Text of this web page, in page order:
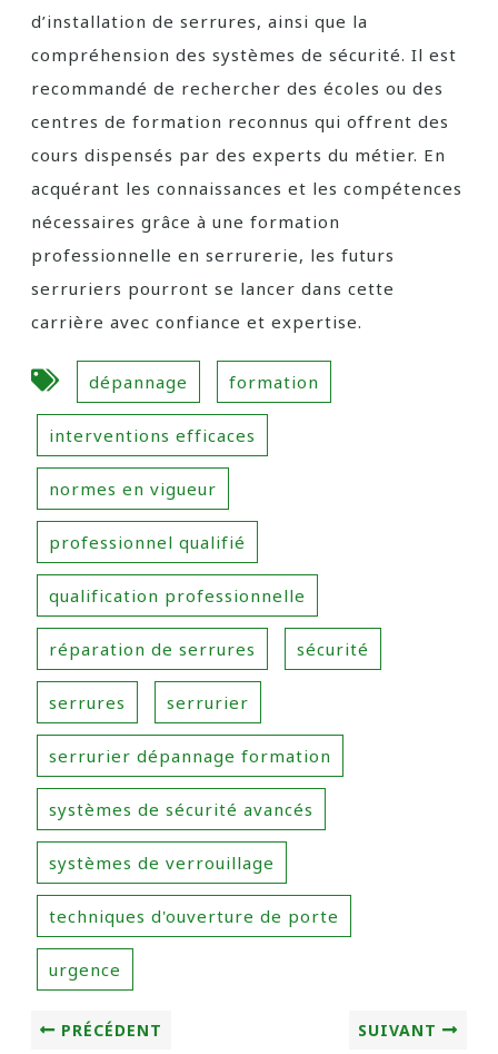
d’installation de serrures, ainsi que la
compréhension des systèmes de sécurité. Il est
recommandé de rechercher des écoles ou des
centres de formation reconnus qui offrent des
cours dispensés par des experts du métier. En
acquérant les connaissances et les compétences
nécessaires grâce à une formation
professionnelle en serrurerie, les futurs
serruriers pourront se lancer dans cette
carrière avec confiance et expertise.
dépannage formation
interventions efficaces
normes en vigueur
professionnel qualifié
qualification professionnelle
réparation de serrures sécurité
serrures serrurier
serrurier dépannage formation
systèmes de sécurité avancés
systèmes de verrouillage
techniques d'ouverture de porte
urgence
PRÉCÉDENT SUIVANT